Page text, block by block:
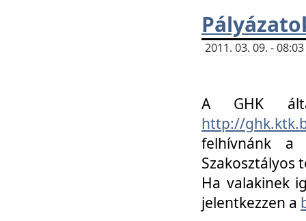
2011. 03. 09. -
A GHK
http://
felhívnánk a
Szakosztályos
Ha valakinek
jelentkezzen a